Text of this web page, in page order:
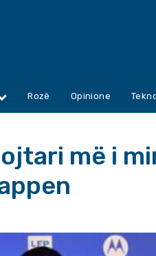
Rozë Opinione
më i